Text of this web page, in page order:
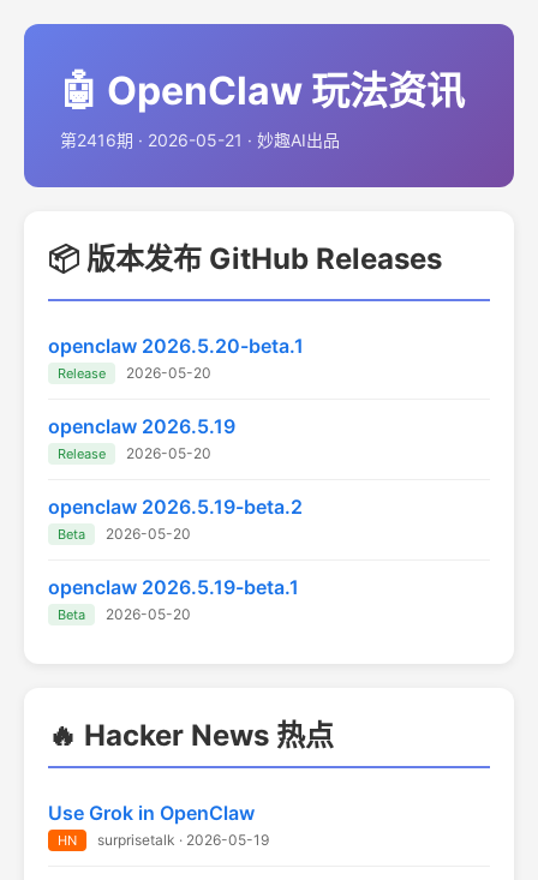
🤖 OpenClaw 玩法资讯
第2416期 · 2026-05-21 · 妙趣AI出品
📦 版本发布 GitHub Releases
openclaw 2026.5.20-beta.1
Release 2026-05-20
openclaw 2026.5.19
Release 2026-05-20
openclaw 2026.5.19-beta.2
Beta 2026-05-20
openclaw 2026.5.19-beta.1
Beta 2026-05-20
🔥 Hacker News 热点
Use Grok in OpenClaw
HN surprisetalk · 2026-05-19